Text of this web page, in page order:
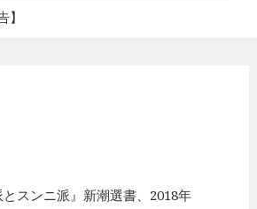
】
スンニ派』新潮選書、2018年